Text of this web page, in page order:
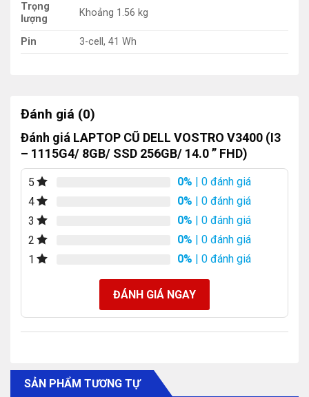
Trọng
lượng
Khoảng 1.56 kg
Pin 3-cell, 41 Wh
Đánh giá (0)
Đánh giá LAPTOP CŨ DELL VOSTRO V3400 (I3
– 1115G4/ 8GB/ SSD 256GB/ 14.0 ” FHD)
5 0% | 0 đánh giá
4
0% | 0 đánh giá
3
0% | 0 đánh giá
2
0% | 0 đánh giá
1
0% | 0 đánh giá
ĐÁNH GIÁ NGAY
SẢN PHẨM TƯƠNG TỰ